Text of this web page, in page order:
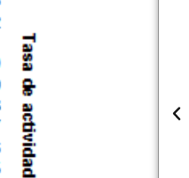
pública
en datos
y sistemas
que convierten los
comparamos y
la gestión